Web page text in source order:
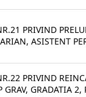
PRIVIND
ASISTENT
PRIVIND
GRADATIA